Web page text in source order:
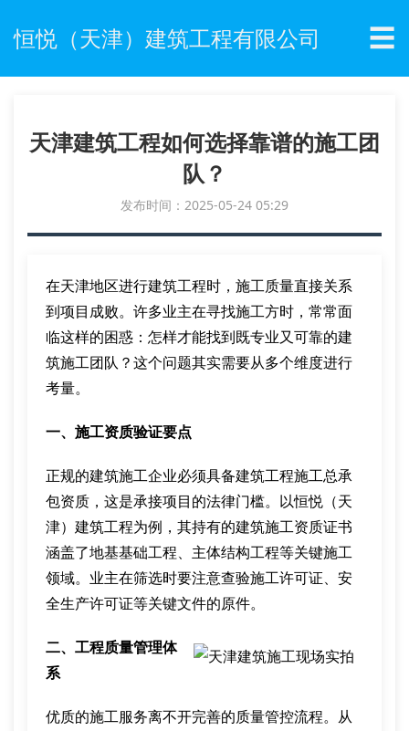
恒悦（天津）建筑工程有限公司 ☰
天津建筑工程如何选择靠谱的施工团
队？
发布时间：2025-05-24 05:29
在天津地区进行建筑工程时，施工质量直接关系
到项目成败。许多业主在寻找施工方时，常常面
临这样的困惑：怎样才能找到既专业又可靠的建
筑施工团队？这个问题其实需要从多个维度进行
考量。
一、施工资质验证要点
正规的建筑施工企业必须具备建筑工程施工总承
包资质，这是承接项目的法律门槛。以恒悦（天
津）建筑工程为例，其持有的建筑施工资质证书
涵盖了地基基础工程、主体结构工程等关键施工
领域。业主在筛选时要注意查验施工许可证、安
全生产许可证等关键文件的原件。
二、工程质量管理体
系
优质的施工服务离不开完善的质量管控流程。从